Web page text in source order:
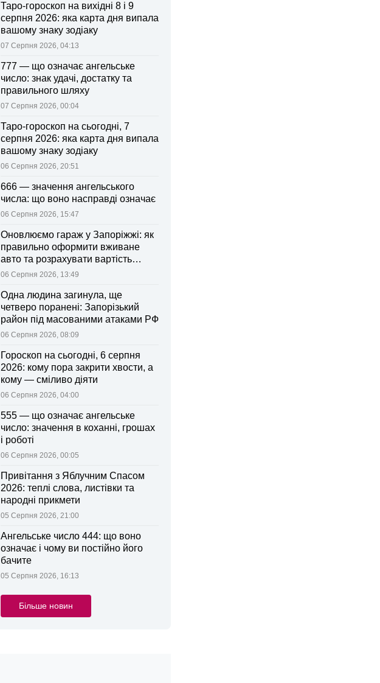
Таро-гороскоп на вихідні 8 і 9
серпня 2026: яка карта дня випала
вашому знаку зодіаку
07 Серпня 2026, 04:13
777 — що означає ангельське
число: знак удачі, достатку та
правильного шляху
07 Серпня 2026, 00:04
Таро-гороскоп на сьогодні, 7
серпня 2026: яка карта дня випала
вашому знаку зодіаку
06 Серпня 2026, 20:51
666 — значення ангельського
числа: що воно насправді означає
06 Серпня 2026, 15:47
Оновлюємо гараж у Запоріжжі: як
правильно оформити вживане
авто та розрахувати вартість
поліса
06 Серпня 2026, 13:49
Одна людина загинула, ще
четверо поранені: Запорізький
район під масованими атаками РФ
06 Серпня 2026, 08:09
Гороскоп на сьогодні, 6 серпня
2026: кому пора закрити хвости, а
кому — сміливо діяти
06 Серпня 2026, 04:00
555 — що означає ангельське
число: значення в коханні, грошах
і роботі
06 Серпня 2026, 00:05
Привітання з Яблучним Спасом
2026: теплі слова, листівки та
народні прикмети
05 Серпня 2026, 21:00
Ангельське число 444: що воно
означає і чому ви постійно його
бачите
05 Серпня 2026, 16:13
Більше новин